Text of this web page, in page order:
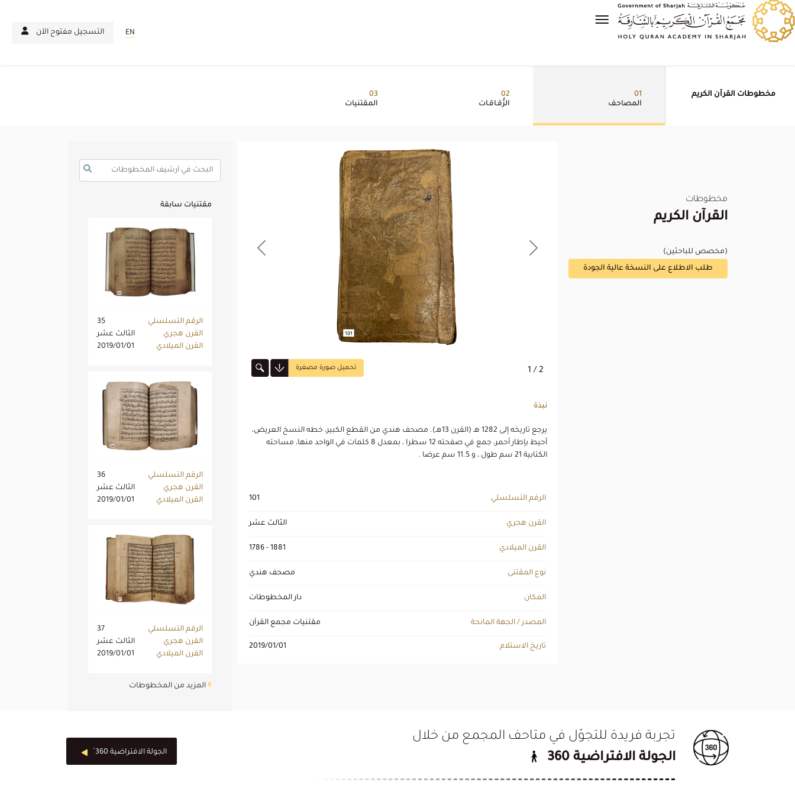
التسجيل مفتوح الآن EN
مخطوطات القرآن الكريم
01
المصاحف
02
الرُّقـاقـات
03
المقتنيات
مخطوطات
القرآن الكريم
(مخصص للباحثين)
طلب الاطلاع على النسخة عالية الجودة
Previous Next
تحميل صورة مصغرة 1 / 2
نبذة
يرجع تاريخه إلى 1282 هـ (القرن 13هـ). مصحف هندي من القطع الكبير، خطه النسخ العريض،
أحيط بإطار أحمر، جمع في صفحته 12 سطرا ، بمعدل 8 كلمات في الواحد منها، مساحته
الكتابية 21 سم طول ، و 11.5 سم عرضا .
101 الرقم التسلسلي
الثالث عشر القرن هجري
1786 - 1881 القرن الميلادي
مصحف هندي نوع المقتنى
دار المخطوطات المكان
مقتنيات مجمع القرآن المصدر / الجهة المانحة
2019/01/01 تاريخ الاستلام
مقتنيات سابقة
35
الرقم التسلسلي
الثالث عشر
القرن هجري
2019/01/01
القرن الميلادي
36
الرقم التسلسلي
الثالث عشر
القرن هجري
2019/01/01
القرن الميلادي
37
الرقم التسلسلي
الثالث عشر
القرن هجري
2019/01/01
القرن الميلادي
المزيد من المخطوطات
تجربة فريدة للتجوّل في متاحف المجمع من خلال
الجولة الافتراضية 360
الجولة الافتراضية 360 ْ